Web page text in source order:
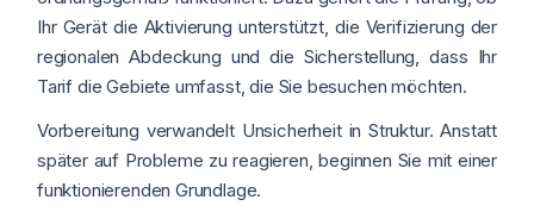
Ihr Gerät die Aktivierung unterstützt, die Verifizierung der
regionalen Abdeckung und die Sicherstellung, dass Ihr
Tarif die Gebiete umfasst, die Sie besuchen möchten.
Vorbereitung verwandelt Unsicherheit in Struktur. Anstatt
später auf Probleme zu reagieren, beginnen Sie mit einer
funktionierenden Grundlage.